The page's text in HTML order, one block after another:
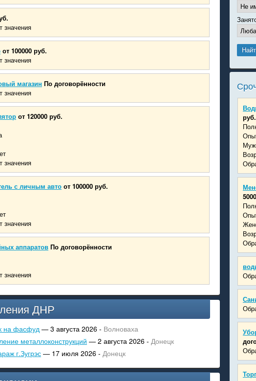
значения
от 100000 руб.
значения
магазин По договорённости
значения
от 120000 руб.
значения
с личным авто от 100000 руб.
значения
аппаратов По договорённости
значения
ДНР
на фасфуд — 3 августа 2026 - Волноваха
металлоконструкций — 2 августа 2026 - Донецк
г.Зугрэс — 17 июля 2026 - Донецк
руб.